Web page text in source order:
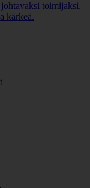
toimijaksi,
kärkeä.